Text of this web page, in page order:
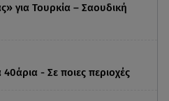
για Τουρκία – Σαουδική
- Σε ποιες περιοχές